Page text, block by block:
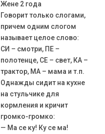
Жене 2 года
Говорит только слогами,
причем одним слогом
называет целое слово:
СИ – смотри, ПЕ –
полотенце, СЕ – свет, КА –
трактор, МА – мама и т.п.
Однажды сидит на кухне
на стульчике для
кормления и кричит
громко-громко:
— Ма се ку! Ку се ма!